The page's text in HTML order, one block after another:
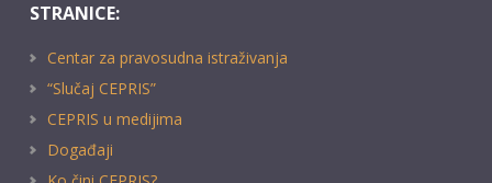
STRANICE:
Centar za pravosudna istraživanja
“Slučaj CEPRIS”
CEPRIS u medijima
Događaji